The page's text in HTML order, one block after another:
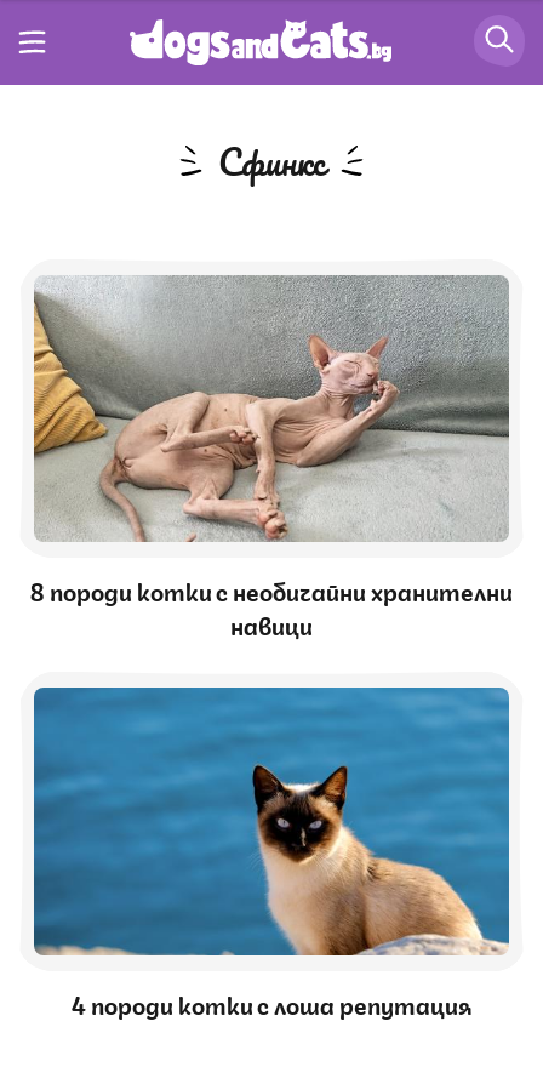
Сфинкс
8 породи котки с необичайни хранителни
навици
4 породи котки с лоша репутация